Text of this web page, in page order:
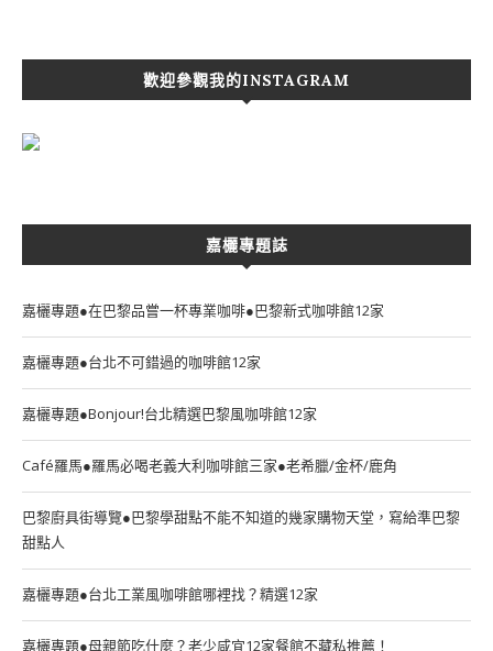
歡迎參觀我的INSTAGRAM
嘉欐專題誌
嘉欐專題●在巴黎品嘗一杯專業咖啡●巴黎新式咖啡館12家
嘉欐專題●台北不可錯過的咖啡館12家
嘉欐專題●Bonjour!台北精選巴黎風咖啡館12家
Café羅馬●羅馬必喝老義大利咖啡館三家●老希臘/金杯/鹿角
巴黎廚具街導覽●巴黎學甜點不能不知道的幾家購物天堂，寫給準巴黎
甜點人
嘉欐專題●台北工業風咖啡館哪裡找？精選12家
嘉欐專題●母親節吃什麼？老少咸宜12家餐館不藏私推薦！